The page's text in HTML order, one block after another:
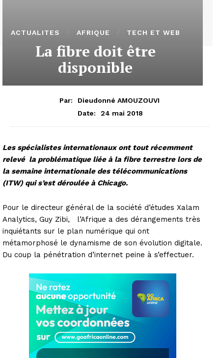
ACTUALITES AFRIQUE TECH ET WEB
La fibre doit être
disponible
Par:
Dieudonné AMOUZOUVI
Date:
24 mai 2018
Les spécialistes internationaux ont tout récemment
relevé la problématique liée à la fibre terrestre lors de
la semaine internationale des télécommunications
(ITW) qui s’est déroulée à Chicago.
Pour le directeur général de la société d’études Xalam
Analytics, Guy Zibi, l’Afrique a des dérangements très
inquiétants sur le plan numérique qui ont
métamorphosé le dynamisme de son évolution digitale.
Du coup la pénétration d’internet peine à s’effectuer.